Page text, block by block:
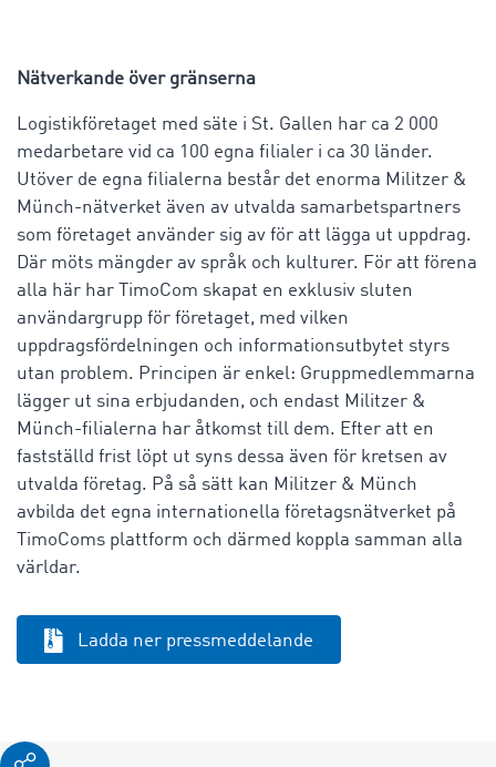
Nätverkande över gränserna
Logistikföretaget med säte i St. Gallen har ca 2 000
medarbetare vid ca 100 egna filialer i ca 30 länder.
Utöver de egna filialerna består det enorma Militzer &
Münch-nätverket även av utvalda samarbetspartners
som företaget använder sig av för att lägga ut uppdrag.
Där möts mängder av språk och kulturer. För att förena
alla här har TimoCom skapat en exklusiv sluten
användargrupp för företaget, med vilken
uppdragsfördelningen och informationsutbytet styrs
utan problem. Principen är enkel: Gruppmedlemmarna
lägger ut sina erbjudanden, och endast Militzer &
Münch-filialerna har åtkomst till dem. Efter att en
fastställd frist löpt ut syns dessa även för kretsen av
utvalda företag. På så sätt kan Militzer & Münch
avbilda det egna internationella företagsnätverket på
TimoComs plattform och därmed koppla samman alla
världar.
Ladda ner pressmeddelande